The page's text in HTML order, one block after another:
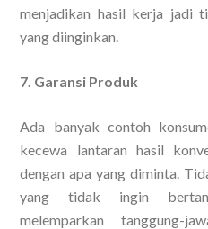
menjadikan hasil kerja jadi
yang diinginkan.
7. Garansi Produk
Ada banyak contoh
kecewa lantaran hasil
dengan apa yang diminta.
yang tidak ingin
melemparkan tanggung-